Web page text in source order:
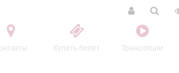
Купить билет Трансляции